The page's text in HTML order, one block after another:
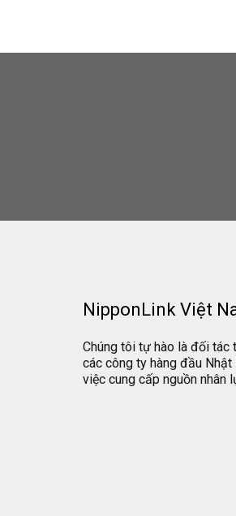
NipponLink Việt
Chúng tôi tự hào là đối tác
các công ty hàng đầu Nhật
việc cung cấp nguồn nhân